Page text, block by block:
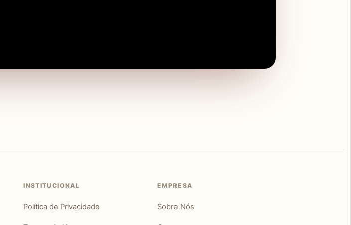
INSTITUCIONAL
Política de Privacidade
EMPRESA
Sobre Nós